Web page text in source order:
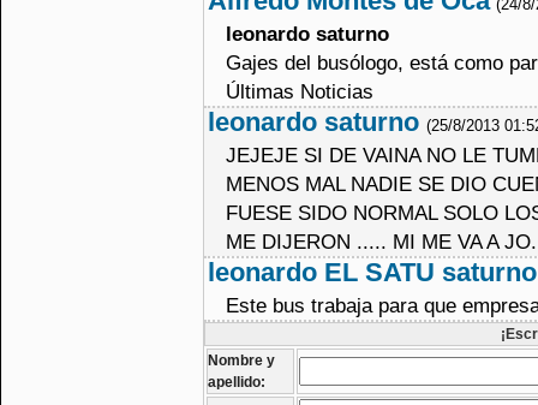
(24/
leonardo saturno
Gajes del busólogo, está como
Últimas Noticias
leonardo saturno (25/8/2013
JEJEJE SI DE VAINA NO LE
MENOS MAL NADIE SE DIO
FUESE SIDO NORMAL SOLO
ME DIJERON ..... MI ME VA A
leonardo EL SATU saturno
Este bus trabaja para que
Nombre y
apellido: